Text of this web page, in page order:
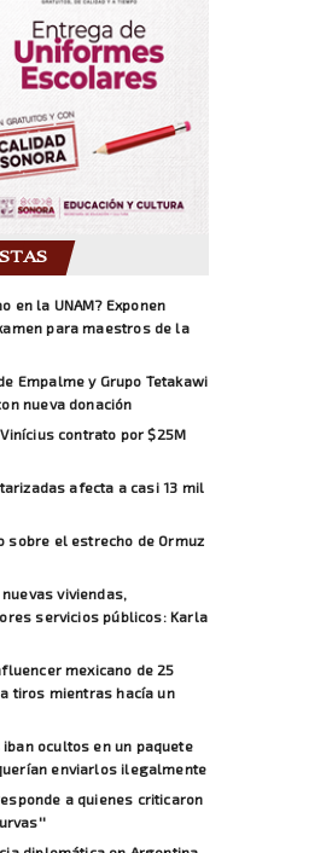
en la UNAM? Exponen
para maestros de la
Empalme y Grupo Tetakawi
nueva donación
contrato por $25M
afecta a casi 13 mil
sobre el estrecho de Ormuz
viviendas,
servicios públicos: Karla
mexicano de 25
tiros mientras hacía un
ocultos en un paquete
enviarlos ilegalmente
a quienes criticaron